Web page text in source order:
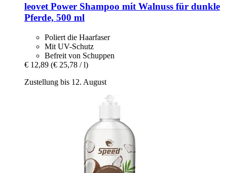
leovetPower Shampoo mit Walnuss für dunkle
Pferde, 500 ml
Poliert die Haarfaser
Mit UV-Schutz
Befreit von Schuppen
€ 12,89 (€ 25,78 / l)
Zustellung bis 12. August